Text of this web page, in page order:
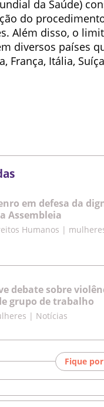
da Saúde)
do
Além disso, o
diversos países
França, Itália,
em defesa da
Assembleia
Humanos |
debate sobre
grupo de trabalho
| Notícias
Fique